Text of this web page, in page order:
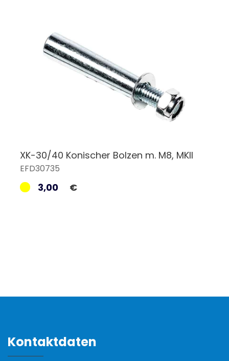
XK-30/40 Konischer Bolzen m. M8, MKII
EFD30735
3,00 €
Kontaktdaten